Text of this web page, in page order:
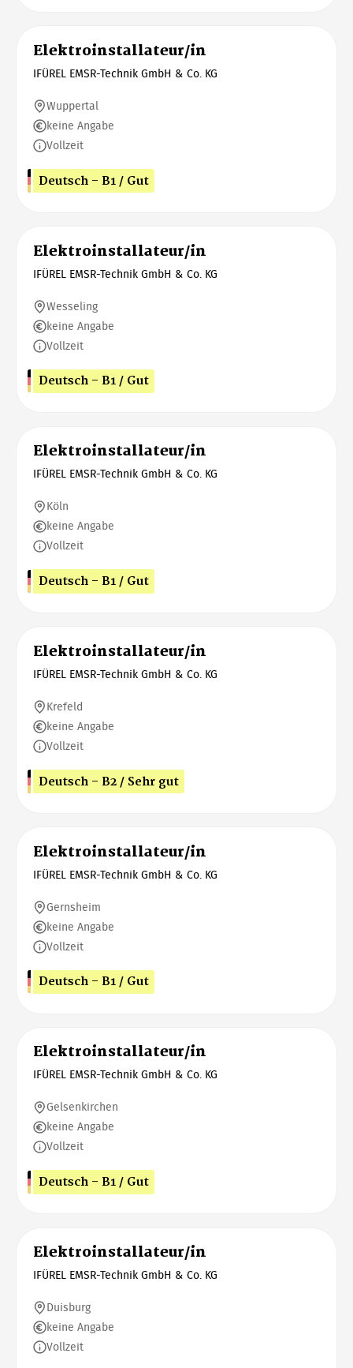
Elektroinstallateur/in
IFÜREL EMSR-Technik GmbH & Co. KG
Wuppertal
keine Angabe
Vollzeit
Deutsch - B1 / Gut
Elektroinstallateur/in
IFÜREL EMSR-Technik GmbH & Co. KG
Wesseling
keine Angabe
Vollzeit
Deutsch - B1 / Gut
Elektroinstallateur/in
IFÜREL EMSR-Technik GmbH & Co. KG
Köln
keine Angabe
Vollzeit
Deutsch - B1 / Gut
Elektroinstallateur/in
IFÜREL EMSR-Technik GmbH & Co. KG
Krefeld
keine Angabe
Vollzeit
Deutsch - B2 / Sehr gut
Elektroinstallateur/in
IFÜREL EMSR-Technik GmbH & Co. KG
Gernsheim
keine Angabe
Vollzeit
Deutsch - B1 / Gut
Elektroinstallateur/in
IFÜREL EMSR-Technik GmbH & Co. KG
Gelsenkirchen
keine Angabe
Vollzeit
Deutsch - B1 / Gut
Elektroinstallateur/in
IFÜREL EMSR-Technik GmbH & Co. KG
Duisburg
keine Angabe
Vollzeit